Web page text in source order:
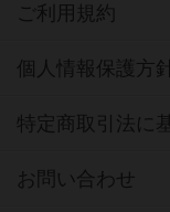
ご利用規約
個人情報保護方針
特定商取引法に
お問い合わせ